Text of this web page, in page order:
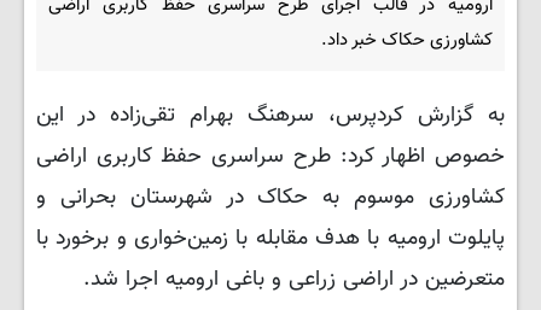
ارومیه در قالب اجرای طرح سراسری حفظ کاربری اراضی
کشاورزی حکاک خبر داد.
به گزارش کردپرس، سرهنگ بهرام تقی‌زاده در این
خصوص اظهار کرد: طرح سراسری حفظ کاربری اراضی
کشاورزی موسوم به حکاک در شهرستان بحرانی و
پایلوت ارومیه با هدف مقابله با زمین‌خواری و برخورد با
متعرضین در اراضی زراعی و باغی ارومیه اجرا شد.